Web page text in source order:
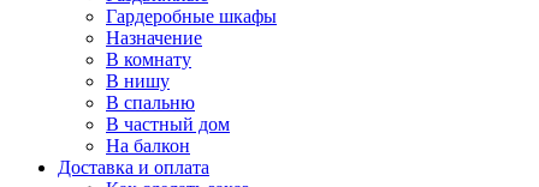
Гардеробные шкафы
Назначение
В комнату
В нишу
В спальню
В частный дом
На балкон
Доставка и оплата